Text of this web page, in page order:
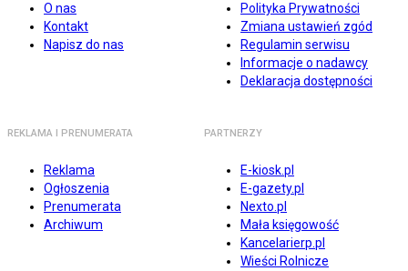
O nas
Kontakt
Napisz do nas
Polityka Prywatności
Zmiana ustawień zgód
Regulamin serwisu
Informacje o nadawcy
Deklaracja dostępności
REKLAMA I PRENUMERATA
Reklama
Ogłoszenia
Prenumerata
Archiwum
PARTNERZY
E-kiosk.pl
E-gazety.pl
Nexto.pl
Mała księgowość
Kancelarierp.pl
Wieści Rolnicze